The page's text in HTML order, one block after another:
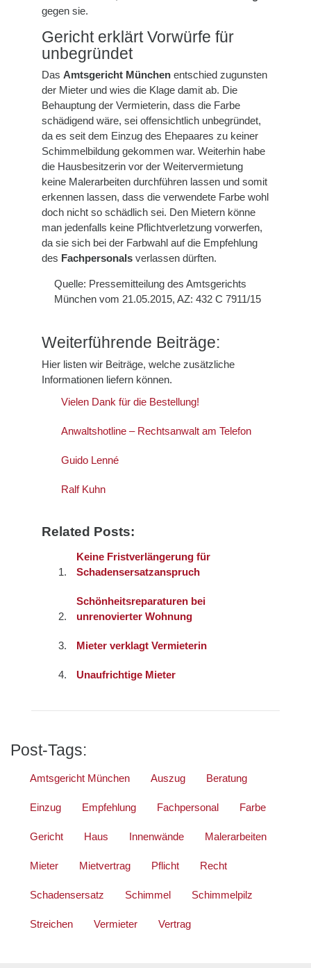
gegen sie.
Gericht erklärt Vorwürfe für
unbegründet
Das Amtsgericht München entschied zugunsten
der Mieter und wies die Klage damit ab. Die
Behauptung der Vermieterin, dass die Farbe
schädigend wäre, sei offensichtlich unbegründet,
da es seit dem Einzug des Ehepaares zu keiner
Schimmelbildung gekommen war. Weiterhin habe
die Hausbesitzerin vor der Weitervermietung
keine Malerarbeiten durchführen lassen und somit
erkennen lassen, dass die verwendete Farbe wohl
doch nicht so schädlich sei. Den Mietern könne
man jedenfalls keine Pflichtverletzung vorwerfen,
da sie sich bei der Farbwahl auf die Empfehlung
des Fachpersonals verlassen dürften.
Quelle: Pressemitteilung des Amtsgerichts
München vom 21.05.2015, AZ: 432 C 7911/15
Weiterführende Beiträge:
Hier listen wir Beiträge, welche zusätzliche
Informationen liefern können.
Vielen Dank für die Bestellung!
Anwaltshotline – Rechtsanwalt am Telefon
Guido Lenné
Ralf Kuhn
Related Posts:
Keine Fristverlängerung für
Schadensersatzanspruch
Schönheitsreparaturen bei
unrenovierter Wohnung
Mieter verklagt Vermieterin
Unaufrichtige Mieter
Post-Tags:
Amtsgericht München Auszug Beratung
Einzug Empfehlung Fachpersonal Farbe
Gericht Haus Innenwände Malerarbeiten
Mieter Mietvertrag Pflicht Recht
Schadensersatz Schimmel Schimmelpilz
Streichen Vermieter Vertrag